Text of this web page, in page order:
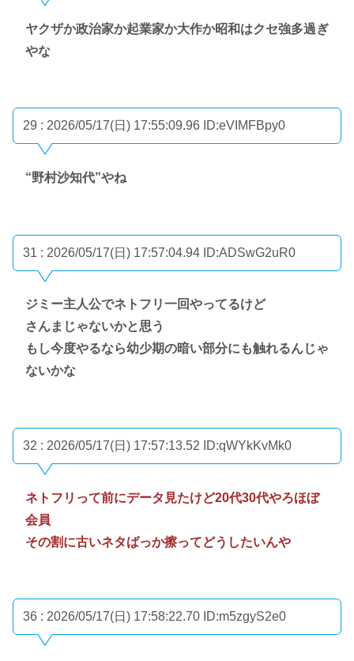
ヤクザか政治家か起業家か大作か昭和はクセ強多過ぎ
やな
29 : 2026/05/17(日) 17:55:09.96 ID:eVIMFBpy0
“野村沙知代”やね
31 : 2026/05/17(日) 17:57:04.94 ID:ADSwG2uR0
ジミー主人公でネトフリ一回やってるけど
さんまじゃないかと思う
もし今度やるなら幼少期の暗い部分にも触れるんじゃ
ないかな
32 : 2026/05/17(日) 17:57:13.52 ID:qWYkKvMk0
ネトフリって前にデータ見たけど20代30代やろほぼ
会員
その割に古いネタばっか擦ってどうしたいんや
36 : 2026/05/17(日) 17:58:22.70 ID:m5zgyS2e0